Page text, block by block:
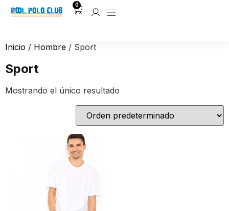
0
Inicio / Hombre / Sport
Sport
Mostrando el único resultado